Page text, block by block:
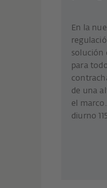
En la
solución
para
de una
el
diurno